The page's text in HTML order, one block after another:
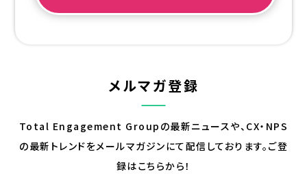
メルマガ登録
Total Engagement Groupの最新ニュースや、CX・NPS
の最新トレンドをメールマガジンにて配信しております。ご登
録はこちらから！